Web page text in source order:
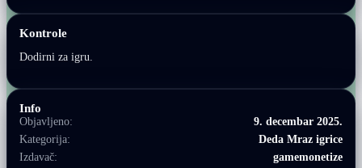
Kontrole
Dodirni za igru.
Info
Objavljeno:
9. decembar 2025.
Kategorija:
Deda Mraz igrice
Izdavač:
gamemonetize